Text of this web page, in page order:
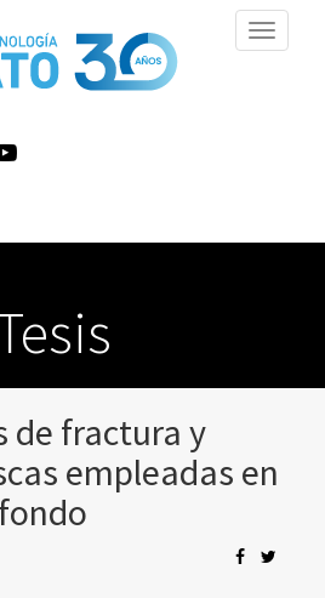
Toggle
de fractura y
empleadas en